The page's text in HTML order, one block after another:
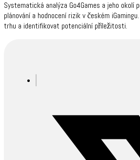
Systematická analýza Go4Games a jeho
plánování a hodnocení rizik v českém
trhu a identifikovat potenciální příležitosti.